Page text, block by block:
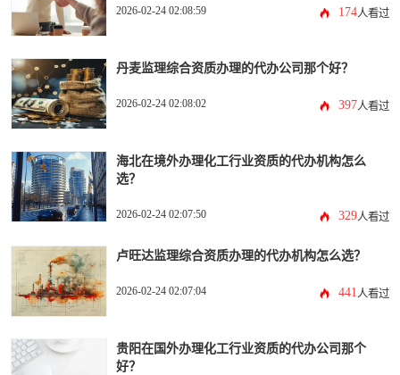
2026-02-24 02:08:59 174人看过
丹麦监理综合资质办理的代办公司那个好？
2026-02-24 02:08:02 397人看过
海北在境外办理化工行业资质的代办机构怎么
选？
2026-02-24 02:07:50 329人看过
卢旺达监理综合资质办理的代办机构怎么选？
2026-02-24 02:07:04 441人看过
贵阳在国外办理化工行业资质的代办公司那个
好？